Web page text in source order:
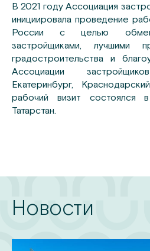
В 2021 году Ассоциация
инициировала проведение
России с целью
застройщиками, лучшими
градостроительства и
Ассоциации
Екатеринбург,
рабочий визит состоялся
Татарстан.
Новости